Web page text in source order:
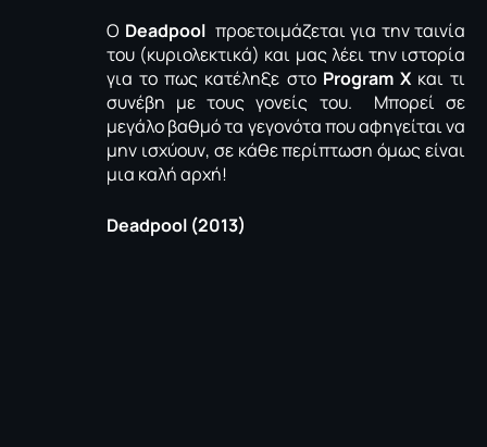
O Deadpoolπροετοιμάζεται για την ταινία
του (κυριολεκτικά) και μας λέει την ιστορία
για το πως κατέληξε στο Program Xκαι τι
συνέβη με τους γονείς του. Μπορεί σε
μεγάλο βαθμό τα γεγονότα που αφηγείται να
μην ισχύουν, σε κάθε περίπτωση όμως είναι
μια καλή αρχή!
Deadpool (2013)